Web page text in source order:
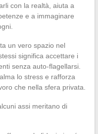
con la realtà, aiuta a
e a immaginare
un vero spazio nel
significa accettare i
senza auto-flagellarsi.
lo stress e rafforza
che nella sfera privata.
assi meritano di